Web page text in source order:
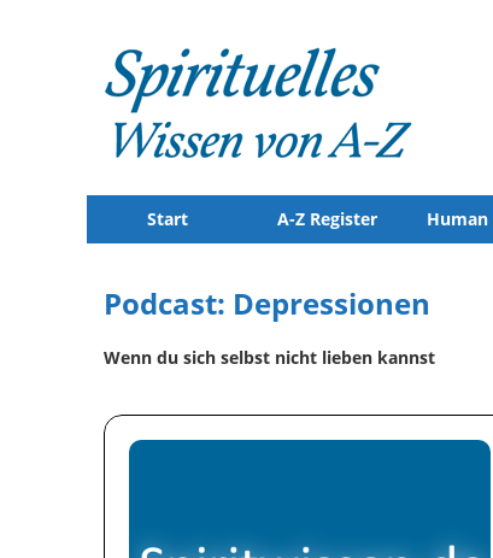
Start A-Z Register Human
Podcast: Depressionen
Wenn du sich selbst nicht lieben kannst